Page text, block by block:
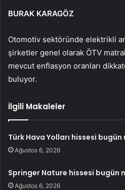
BURAK KARAGÖZ
Otomotiv sektöründe elektrikli
şirketler genel olarak ÖTV
mevcut enflasyon oranları dikkate
buluyor.
İlgili Makaleler
Türk Hava Yolları hissesi
Ağustos 6, 2026
Springer Nature hissesi bugün
Ağustos 6, 2026